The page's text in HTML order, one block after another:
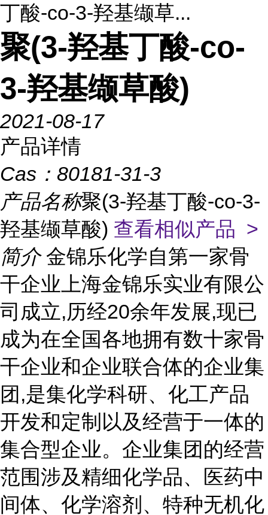
丁酸-co-3-羟基缬草...
聚(3-羟基丁酸-co-
3-羟基缬草酸)
2021-08-17
产品详情
Cas： 80181-31-3
产品名称聚(3-羟基丁酸-co-3-
羟基缬草酸) 查看相似产品 >
简介 金锦乐化学自第一家骨
干企业上海金锦乐实业有限公
司成立,历经20余年发展,现已
成为在全国各地拥有数十家骨
干企业和企业联合体的企业集
团,是集化学科研、化工产品
开发和定制以及经营于一体的
集合型企业。企业集团的经营
范围涉及精细化学品、医药中
间体、化学溶剂、特种无机化